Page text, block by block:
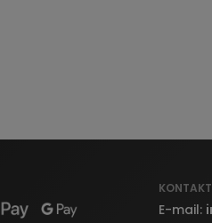
KONTAKT
E-mail: